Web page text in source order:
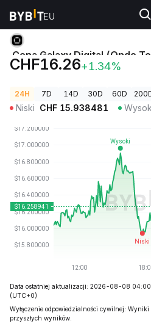
Ceny kryptowalut Cena Galaxy
Cena Galaxy Digital (Ondo
GLXYON
CHF16.26+1.34%
24H 7D 14D 30D 60D
Niski CHF 15.938481
Data ostatniej aktualizacji: 2026-08-08
(UTC+0)
Wyłączenie odpowiedzialności cywilnej:
przyszłych wyników.